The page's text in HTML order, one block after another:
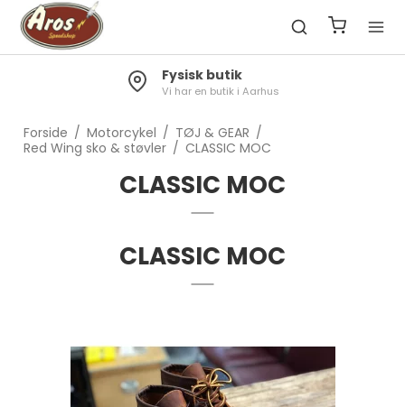
Fragt 49kr.
Gratis til pakkeshop ved køb over 1300kr.
Forside / Motorcykel / TØJ & GEAR /
Red Wing sko & støvler / CLASSIC MOC
CLASSIC MOC
CLASSIC MOC